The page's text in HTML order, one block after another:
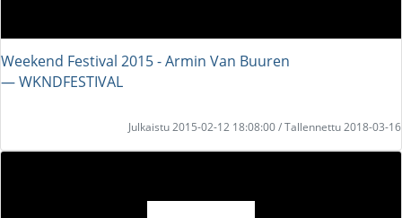
Weekend Festival 2015 - Armin Van Buuren
― WKNDFESTIVAL
Julkaistu 2015-02-12 18:08:00 / Tallennettu 2018-03-16